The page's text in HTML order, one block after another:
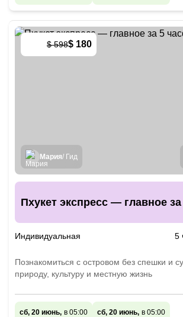
$ 598$ 180
Мария/ Гид
Пхукет экспресс — главное
Индивидуальная 5
Познакомиться с островом без спешки и
природу, культуру и местную жизнь
сб, 20 июнь, в 05:00 сб, 20 июнь, в 05:00